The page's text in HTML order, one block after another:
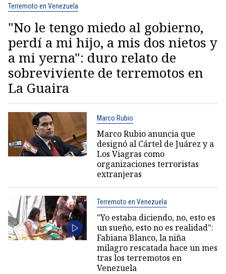
Terremoto en Venezuela
"No le tengo miedo al gobierno,
perdí a mi hijo, a mis dos nietos y
a mi yerna": duro relato de
sobreviviente de terremotos en
La Guaira
Marco Rubio
Marco Rubio anuncia que
designó al Cártel de Juárez y a
Los Viagras como
organizaciones terroristas
extranjeras
Terremoto en Venezuela
"Yo estaba diciendo, no, esto es
un sueño, esto no es realidad":
Fabiana Blanco, la niña
milagro rescatada hace un mes
tras los terremotos en
Venezuela